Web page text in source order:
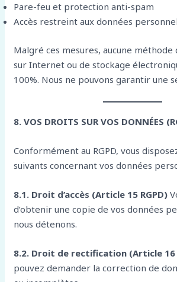
Pare-feu et protection anti-spam
Accès restreint aux données
Malgré ces mesures, aucune méthode
sur Internet ou de stockage
100%. Nous ne pouvons garantir une
8. VOS DROITS SUR VOS DONNÉES
Conformément au RGPD, vous
suivants concernant vos données
8.1. Droit d’accès (Article 15 RGPD)
d’obtenir une copie de vos données
nous détenons.
8.2. Droit de rectification (Article 16
pouvez demander la correction de